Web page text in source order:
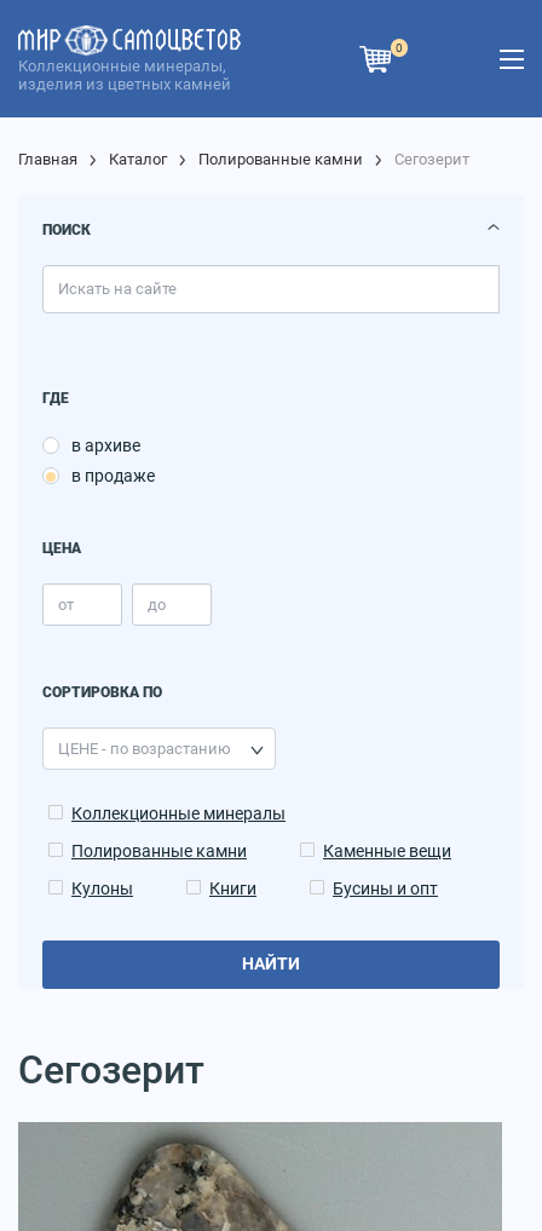
Коллекционные минералы,
изделия из цветных камней
0
Главная Каталог Полированные камни Сегозерит
ПОИСК
ГДЕ
в архиве
в продаже
ЦЕНА
СОРТИРОВКА ПО
Коллекционные минералы
Полированные камни
Каменные вещи
Кулоны
Книги Бусины и опт
НАЙТИ
Сегозерит